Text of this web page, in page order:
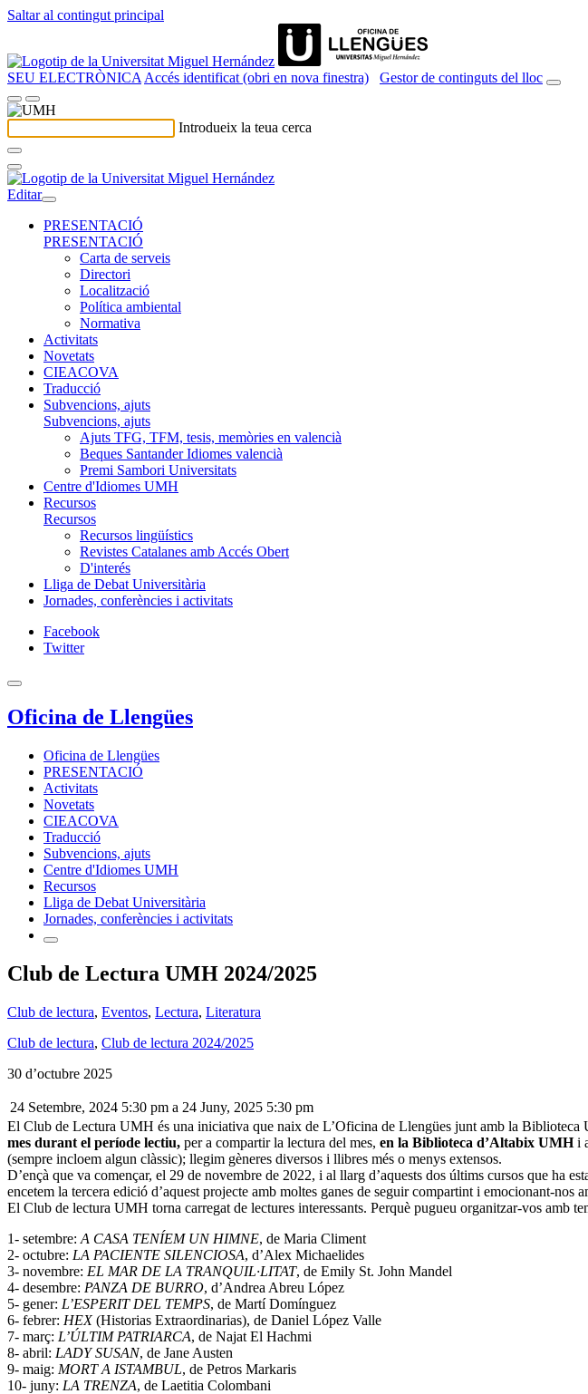
Saltar al contingut principal
SEU ELECTRÒNICA Accés identificat (obri en nova finestra) Gestor de continguts del lloc
Introdueix la teua cerca
Editar
PRESENTACIÓ
PRESENTACIÓ
Carta de serveis
Directori
Localització
Política ambiental
Normativa
Activitats
Novetats
CIEACOVA
Traducció
Subvencions, ajuts
Subvencions, ajuts
Ajuts TFG, TFM, tesis, memòries en valencià
Beques Santander Idiomes valencià
Premi Sambori Universitats
Centre d'Idiomes UMH
Recursos
Recursos
Recursos lingüístics
Revistes Catalanes amb Accés Obert
D'interés
Lliga de Debat Universitària
Jornades, conferències i activitats
Facebook
Twitter
Oficina de Llengües
Oficina de Llengües
PRESENTACIÓ
Activitats
Novetats
CIEACOVA
Traducció
Subvencions, ajuts
Centre d'Idiomes UMH
Recursos
Lliga de Debat Universitària
Jornades, conferències i activitats
Club de Lectura UMH 2024/2025
Club de lectura, Eventos, Lectura, Literatura
Club de lectura, Club de lectura 2024/2025
30 d’octubre 2025
24 Setembre, 2024 5:30 pm a 24 Juny, 2025 5:30 pm
El Club de Lectura UMH és una iniciativa que naix de L’Oficina de Llengües junt amb la Biblioteca
mes durant el període lectiu, per a compartir la lectura del mes, en la Biblioteca d’Altabix UMHi
(sempre incloem algun clàssic); llegim gèneres diversos i llibres més o menys extensos.
D’ençà que va començar, el 29 de novembre de 2022, i al llarg d’aquests dos últims cursos que ha
encetem la tercera edició d’aquest projecte amb moltes ganes de seguir compartint i emocionant-nos
El Club de lectura UMH torna carregat de lectures interessants. Perquè pugueu organitzar-vos amb
1- setembre: A CASA TENÍEM UN HIMNE, de Maria Climent
2- octubre: LA PACIENTE SILENCIOSA, d’Alex Michaelides
3- novembre: EL MAR DE LA TRANQUIL·LITAT, de Emily St. John Mandel
4- desembre: PANZA DE BURRO, d’Andrea Abreu López
5- gener: L’ESPERIT DEL TEMPS, de Martí Domínguez
6- febrer: HEX(Historias Extraordinarias), de Daniel López Valle
7- març: L’ÚLTIM PATRIARCA, de Najat El Hachmi
8- abril: LADY SUSAN, de Jane Austen
9- maig: MORT A ISTAMBUL, de Petros Markaris
10- juny: LA TRENZA, de Laetitia Colombani